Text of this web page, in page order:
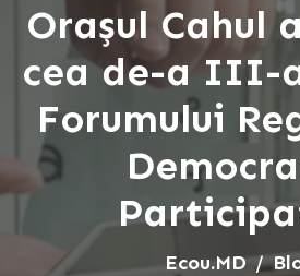
Orașul Cahul
cea de-a III-
Forumului
Ecou.MD